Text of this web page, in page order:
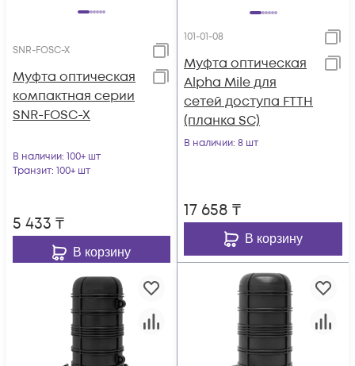
SNR-FOSC-X
Муфта оптическая
компактная серии
SNR-FOSC-X
В наличии: 100+ шт
Транзит: 100+ шт
5 433 ₸
В корзину
101-01-08
Муфта оптическая
Alpha Mile для
сетей доступа FTTH
(планка SC)
В наличии: 8 шт
17 658 ₸
В корзину